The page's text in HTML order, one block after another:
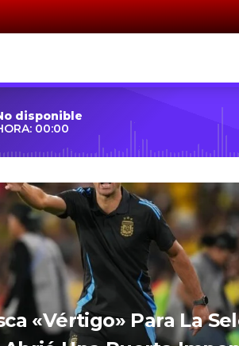
disponible
00:00
«vértigo» Para La